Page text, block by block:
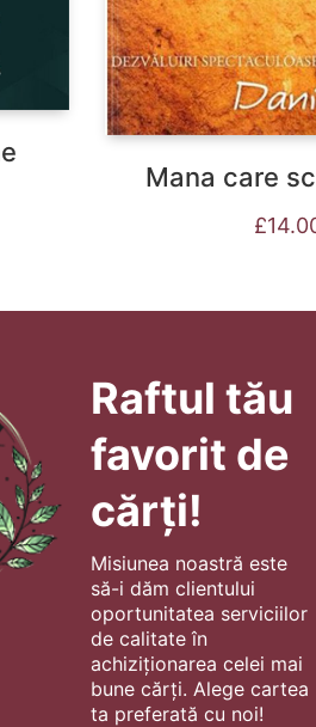
Mana care
£
Raftul tău
favorit de
cărți!
Misiunea noastră este
să-i dăm clientului
oportunitatea serviciilor
de calitate în
achiziționarea celei mai
bune cărți. Alege cartea
ta preferată cu noi!